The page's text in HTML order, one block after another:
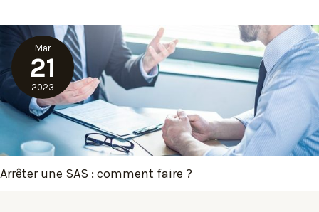
Mar
21
2023
Arrêter une SAS : comment faire ?